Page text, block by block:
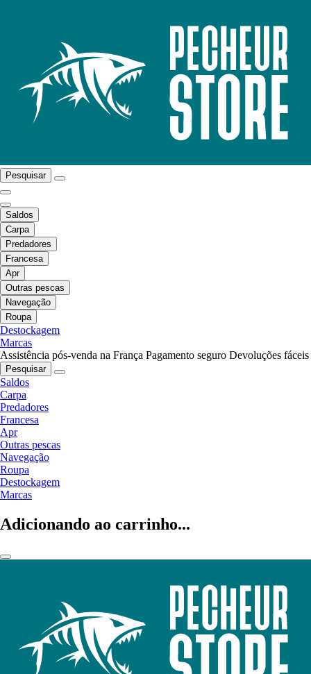
Pesquisar
Saldos
Carpa
Predadores
Francesa
Apr
Outras pescas
Navegação
Roupa
Destockagem
Marcas
Assistência pós-venda na França Pagamento seguro Devoluções fáceis
Pesquisar
Saldos
Carpa
Predadores
Francesa
Apr
Outras pescas
Navegação
Roupa
Destockagem
Marcas
Adicionando ao carrinho...